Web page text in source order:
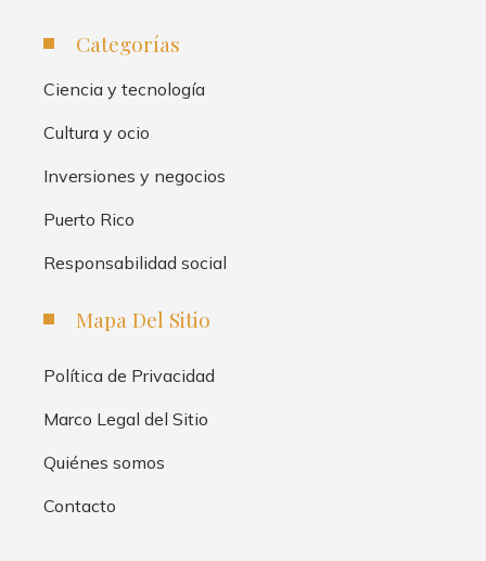
Categorías
Ciencia y tecnología
Cultura y ocio
Inversiones y negocios
Puerto Rico
Responsabilidad social
Mapa Del Sitio
Política de Privacidad
Marco Legal del Sitio
Quiénes somos
Contacto